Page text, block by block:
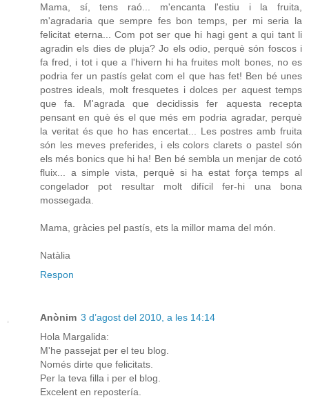
Mama, sí, tens raó... m'encanta l'estiu i la fruita,
m'agradaria que sempre fes bon temps, per mi seria la
felicitat eterna... Com pot ser que hi hagi gent a qui tant li
agradin els dies de pluja? Jo els odio, perquè són foscos i
fa fred, i tot i que a l'hivern hi ha fruites molt bones, no es
podria fer un pastís gelat com el que has fet! Ben bé unes
postres ideals, molt fresquetes i dolces per aquest temps
que fa. M'agrada que decidissis fer aquesta recepta
pensant en què és el que més em podria agradar, perquè
la veritat és que ho has encertat... Les postres amb fruita
són les meves preferides, i els colors clarets o pastel són
els més bonics que hi ha! Ben bé sembla un menjar de cotó
fluix... a simple vista, perquè si ha estat força temps al
congelador pot resultar molt difícil fer-hi una bona
mossegada.
Mama, gràcies pel pastís, ets la millor mama del món.
Natàlia
Respon
Anònim 3 d’agost del 2010, a les 14:14
Hola Margalida:
M'he passejat per el teu blog.
Només dirte que felicitats.
Per la teva filla i per el blog.
Excelent en repostería.